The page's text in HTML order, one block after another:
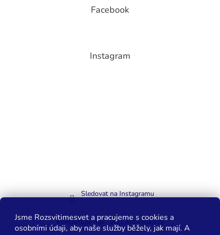
Jsme Rozsvitimesvet a pracujeme s cookies a
osobními údaji, aby naše služby běžely, jak mají. A
Facebook
Instagram
Sledovat na Instagramu
Kontaktujte nás WELAIK-cesko.cz